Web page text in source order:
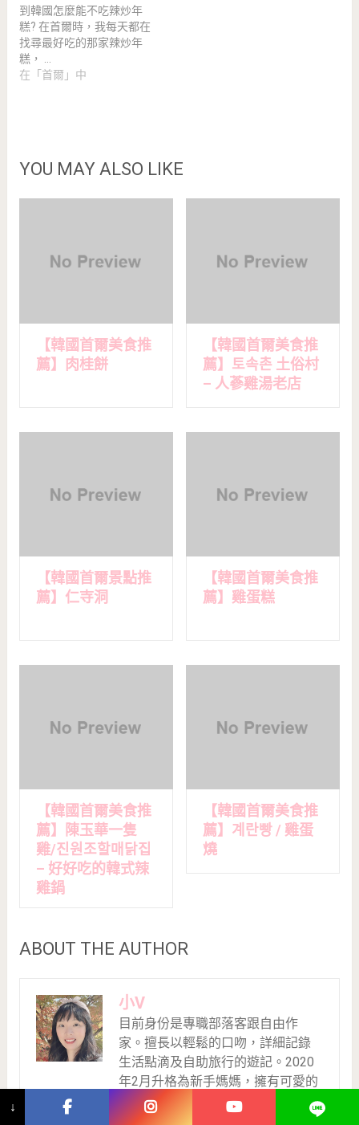
到韓國怎麼能不吃辣炒年
糕? 在首爾時，我每天都在
找尋最好吃的那家辣炒年
糕， …
在「首爾」中
YOU MAY ALSO LIKE
【韓國首爾美食推
薦】肉桂餅
【韓國首爾美食推
薦】토속촌 土俗村
– 人蔘雞湯老店
【韓國首爾景點推
薦】仁寺洞
【韓國首爾美食推
薦】雞蛋糕
【韓國首爾美食推
薦】陳玉華一隻
雞/진원조할매닭집
– 好好吃的韓式辣
雞鍋
【韓國首爾美食推
薦】계란빵 / 雞蛋
燒
ABOUT THE AUTHOR
小V
目前身份是專職部落客跟自由作
家。擅長以輕鬆的口吻，詳細記錄
生活點滴及自助旅行的遊記。2020
年2月升格為新手媽媽，擁有可愛的
女兒菲菲。2023年嘗試做
YouTuber，大家的按讚訂閱開啟小
↓